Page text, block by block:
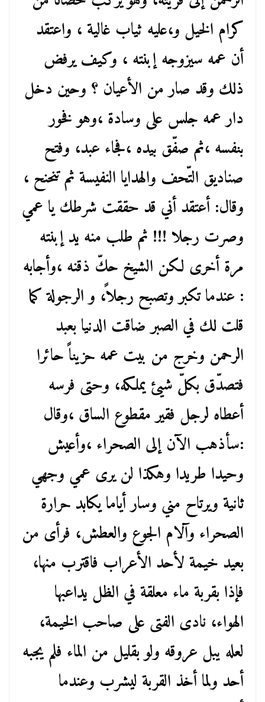
كرام الخيل و،عليه ثياب غالية ، واعتقد
أن عمه سيزوجه إبنته ، وكيف يرفض
ذلك وقد صار من الأعيان ؟ وحين دخل
دار عمه جلس على وسادة ،وهو فخور
بنفسه ،ثم صفّق بيده ،فجاء عبد، وفتح
صناديق التّحف والهدايا النفيسة ثم تنحنح ،
وقال: أعتقد أني قد حققت شرطك يا عمي
وصرت رجلا !!! ثم طلب منه يد إبنته
مرة أخرى لكن الشيخ حكّ ذقنه ،وأجابه
: عندما تكبر وتصبح رجلاً، و الرجولة كما
قلت لك في الصبر ضاقت الدنيا بعبد
الرحمن وخرج من بيت عمه حزيناً حائرا
فتصدّق بكلّ شيئ يملكه، وحتى فرسه
أعطاه لرجل فقير مقطوع الساق ،وقال
:سأذهب الآن إلى الصحراء ،وأعيش
وحيدا طريدا وهكذا لن يرى عمي وجهي
ثانية ويرتاح مني وسار أياما يكابد حرارة
الصحراء وآلام الجوع والعطش، فرأى من
بعيد خيمة لأحد الأعراب فاقترب منها،
فإذا بقربة ماء معلقة في الظل يداعبها
الهواء، نادى الفتى على صاحب الخيمة،
لعله يبل عروقه ولو بقليل من الماء فلم يجبه
أحد ولما أخذ القربة ليشرب وعندما